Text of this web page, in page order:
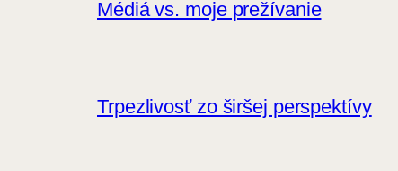
Médiá vs. moje prežívanie
Trpezlivosť zo širšej perspektívy